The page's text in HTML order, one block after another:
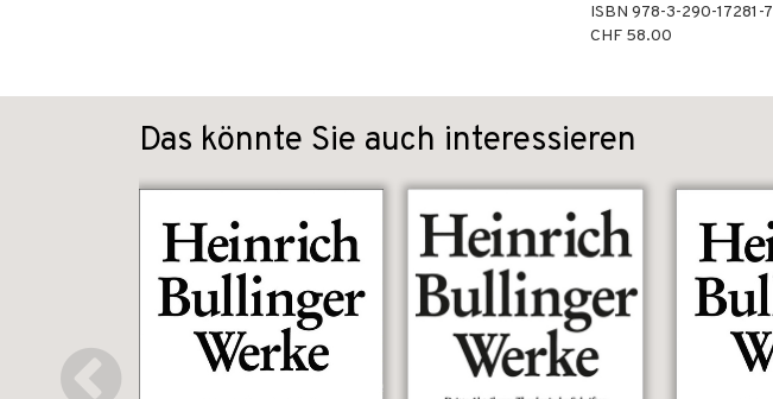
ISBN 978-3-290-17281-7
CHF 58.00
Das könnte Sie auch interessieren